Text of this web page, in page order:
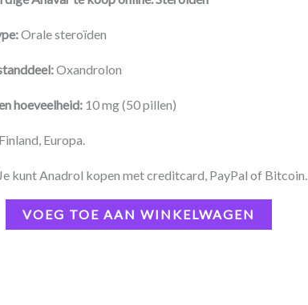
Orale steroïden
Oxandrolon
hoeveelheid: 10 mg (50 pillen)
Finland, Europa.
Je kunt Anadrol kopen met creditcard, PayPal of Bitcoin.
VOEG TOE AAN WINKELWAGEN